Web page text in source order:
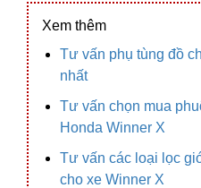
Xem thêm
Tư vấn phụ tùng đồ
nhất
Tư vấn chọn mua
Honda Winner X
Tư vấn các loại lọc
cho xe Winner X